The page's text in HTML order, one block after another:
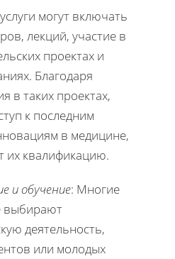
могут включать
лекций, участие в
проектах и
Благодаря
в таких проектах,
к последним
в медицине,
их квалификацию.
и обучение: Многие
выбирают
деятельность,
или молодых